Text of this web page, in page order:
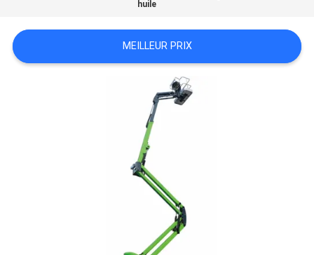
CONTACTER
huile
MEILLEUR PRIX